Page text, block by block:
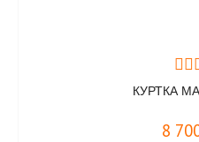
КУРТКА
8